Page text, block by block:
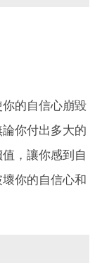
的自信心崩毀
你付出多大的
，讓你感到自
你的自信心和